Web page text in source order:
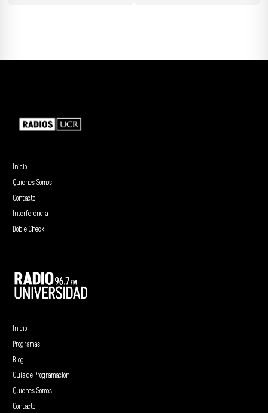
Inicio
Quienes Somos
Contacto
Interferencia
Doble Check
Inicio
Programas
Blog
Guía de Programación
Quienes Somos
Contacto